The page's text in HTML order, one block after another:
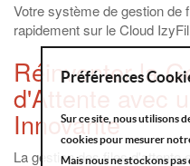
Votre système de gestion de
rapidement sur le Cloud
Réinventer la
d'Attente avec
Innovante
La gestion des files d'attente
Préférences
Sur ce site, nous utilisons
cookies pour mesurer
Mais nous ne stockons pas